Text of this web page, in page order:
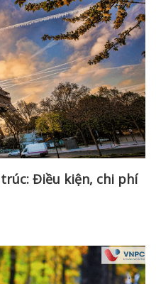
Điều kiện, chi phí